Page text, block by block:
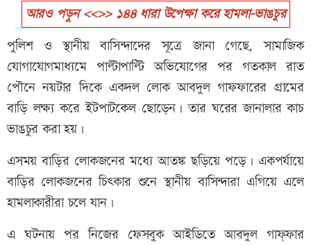
আরও পড়ুন <<>> ১৪৪ ধারা উপেক্ষা করে হামলা-ভাঙচুর
পুলিশ ও স্থানীয় বাসিন্দাদের সূত্রে জানা গেছে, সামাজিক
যোগাযোগমাধ্যমে পাল্টাপাল্টি অভিযোগের পর গতকাল রাত
পৌনে নয়টার দিকে একদল লোক আবদুল গাফফারের গ্রামের
বাড়ি লক্ষ্য করে ইটপাটকেল ছোড়েন। তার ঘরের জানালার কাচ
ভাঙচুর করা হয়।
এসময় বাড়ির লোকজনের মধ্যে আতঙ্ক ছড়িয়ে পড়ে। একপর্যায়ে
বাড়ির লোকজনের চিৎকার শুনে স্থানীয় বাসিন্দারা এগিয়ে এলে
হামলাকারীরা চলে যান।
এ ঘটনায় পর নিজের ফেসবুক আইডিতে আবদুল গাফ্ফার